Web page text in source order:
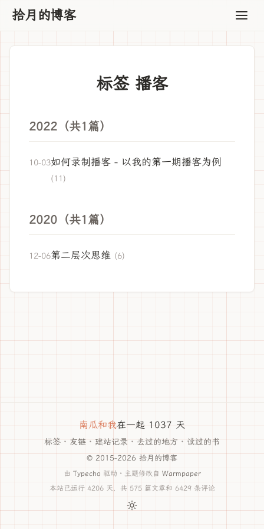
拾月的博客
标签 播客
2022（共1篇）
10-03如何录制播客 - 以我的第一期播客为例
(11)
2020（共1篇）
12-06第二层次思维 (6)
南瓜和我在一起 1037 天
标签 · 友链 · 建站记录 · 去过的地方 · 读过的书
© 2015-2026 拾月的博客
由 Typecho 驱动 · 主题修改自 Warmpaper
本站已运行 4206 天，共 575 篇文章和 6429 条评论